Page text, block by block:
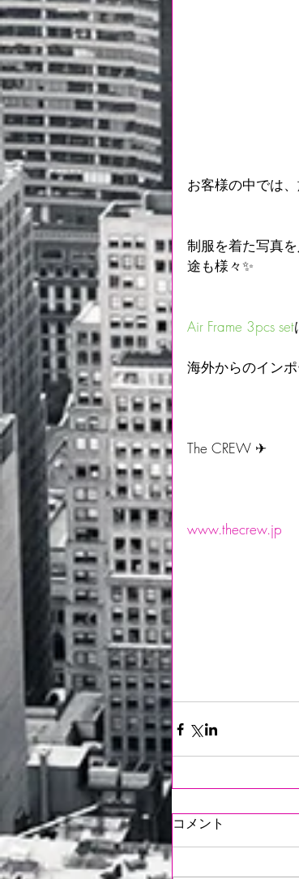
お客様の中では
制服を着た写真
途も様々✨
Air Frame 3pcs set
海外からのイン
The CREW ✈︎
www.thecrew.jp
コメント